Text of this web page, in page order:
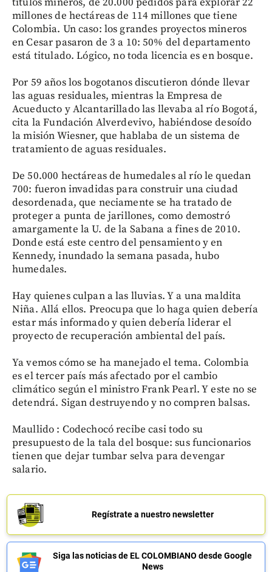
millones de hectáreas de 114 millones que tiene
Colombia. Un caso: los grandes proyectos mineros
en Cesar pasaron de 3 a 10: 50% del departamento
está titulado. Lógico, no toda licencia es en bosque.
Por 59 años los bogotanos discutieron dónde llevar
las aguas residuales, mientras la Empresa de
Acueducto y Alcantarillado las llevaba al río Bogotá,
cita la Fundación Alverdevivo, habiéndose desoído
la misión Wiesner, que hablaba de un sistema de
tratamiento de aguas residuales.
De 50.000 hectáreas de humedales al río le quedan
700: fueron invadidas para construir una ciudad
desordenada, que neciamente se ha tratado de
proteger a punta de jarillones, como demostró
amargamente la U. de la Sabana a fines de 2010.
Donde está este centro del pensamiento y en
Kennedy, inundado la semana pasada, hubo
humedales.
Hay quienes culpan a las lluvias. Y a una maldita
Niña. Allá ellos. Preocupa que lo haga quien debería
estar más informado y quien debería liderar el
proyecto de recuperación ambiental del país.
Ya vemos cómo se ha manejado el tema. Colombia
es el tercer país más afectado por el cambio
climático según el ministro Frank Pearl. Y este no se
detendrá. Sigan destruyendo y no compren balsas.
Maullido : Codechocó recibe casi todo su
presupuesto de la tala del bosque: sus funcionarios
tienen que dejar tumbar selva para devengar
salario.
Regístrate a nuestro newsletter
Siga las noticias de EL COLOMBIANO desde Google
News